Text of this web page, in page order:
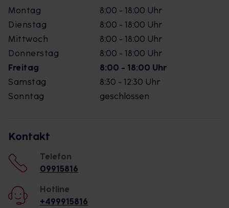
Montag
8:00 - 18:00 Uhr
Dienstag
8:00 - 18:00 Uhr
Mittwoch
8:00 - 18:00 Uhr
Donnerstag
8:00 - 18:00 Uhr
Freitag
8:00 - 18:00 Uhr
Samstag
8:30 - 12:30 Uhr
Sonntag
geschlossen
Kontakt
Telefon
09915816
Hotline
+499915816